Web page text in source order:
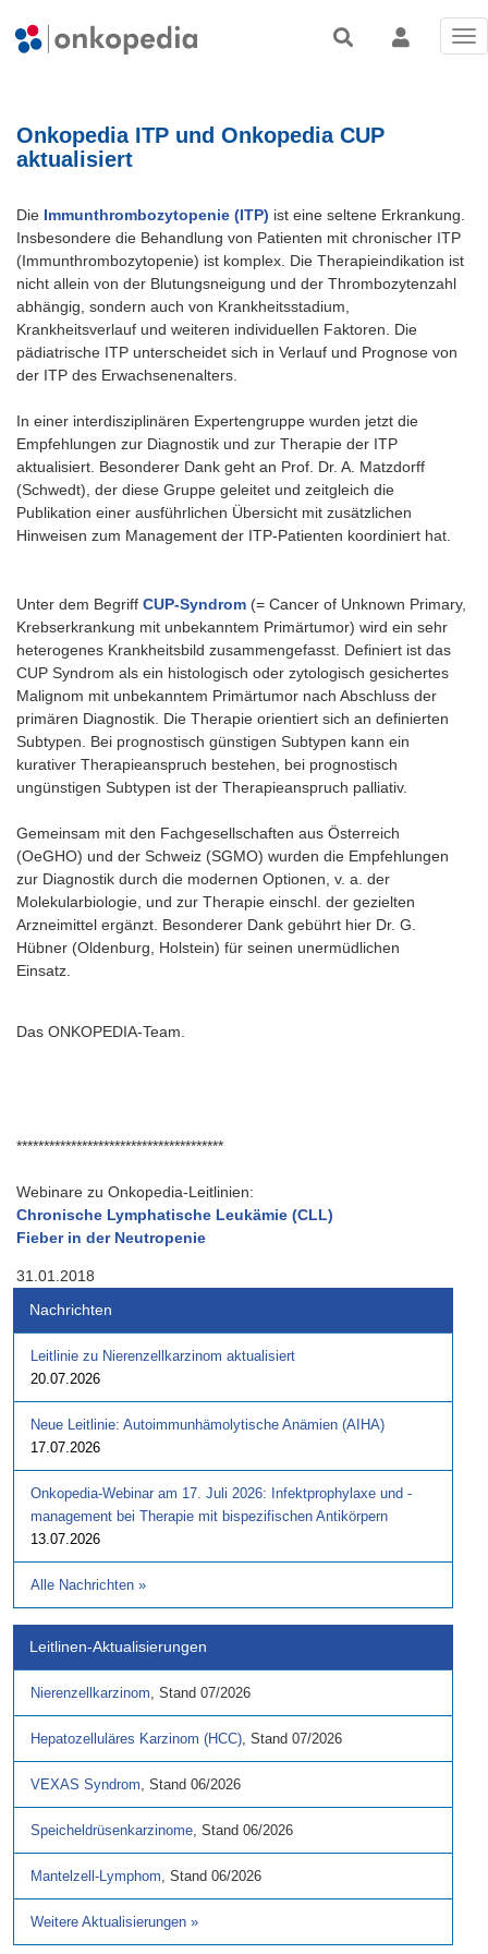
Onkopedia ITP und Onkopedia CUP
aktualisiert
Die Immunthrombozytopenie (ITP) ist eine seltene Erkrankung.
Insbesondere die Behandlung von Patienten mit chronischer ITP
(Immunthrombozytopenie) ist komplex. Die Therapieindikation ist
nicht allein von der Blutungsneigung und der Thrombozytenzahl
abhängig, sondern auch von Krankheitsstadium,
Krankheitsverlauf und weiteren individuellen Faktoren. Die
pädiatrische ITP unterscheidet sich in Verlauf und Prognose von
der ITP des Erwachsenenalters.
In einer interdisziplinären Expertengruppe wurden jetzt die
Empfehlungen zur Diagnostik und zur Therapie der ITP
aktualisiert. Besonderer Dank geht an Prof. Dr. A. Matzdorff
(Schwedt), der diese Gruppe geleitet und zeitgleich die
Publikation einer ausführlichen Übersicht mit zusätzlichen
Hinweisen zum Management der ITP-Patienten koordiniert hat.
Unter dem Begriff CUP-Syndrom (= Cancer of Unknown Primary,
Krebserkrankung mit unbekanntem Primärtumor) wird ein sehr
heterogenes Krankheitsbild zusammengefasst. Definiert ist das
CUP Syndrom als ein histologisch oder zytologisch gesichertes
Malignom mit unbekanntem Primärtumor nach Abschluss der
primären Diagnostik. Die Therapie orientiert sich an definierten
Subtypen. Bei prognostisch günstigen Subtypen kann ein
kurativer Therapieanspruch bestehen, bei prognostisch
ungünstigen Subtypen ist der Therapieanspruch palliativ.
Gemeinsam mit den Fachgesellschaften aus Österreich
(OeGHO) und der Schweiz (SGMO) wurden die Empfehlungen
zur Diagnostik durch die modernen Optionen, v. a. der
Molekularbiologie, und zur Therapie einschl. der gezielten
Arzneimittel ergänzt. Besonderer Dank gebührt hier Dr. G.
Hübner (Oldenburg, Holstein) für seinen unermüdlichen
Einsatz.
Das ONKOPEDIA-Team.
**************************************
Webinare zu Onkopedia-Leitlinien:
Chronische Lymphatische Leukämie (CLL)
Fieber in der Neutropenie
31.01.2018
Nachrichten
Leitlinie zu Nierenzellkarzinom aktualisiert
20.07.2026
Neue Leitlinie: Autoimmunhämolytische Anämien (AIHA)
17.07.2026
Onkopedia-Webinar am 17. Juli 2026: Infektprophylaxe und -
management bei Therapie mit bispezifischen Antikörpern
13.07.2026
Alle Nachrichten »
Leitlinen-Aktualisierungen
Nierenzellkarzinom, Stand 07/2026
Hepatozelluläres Karzinom (HCC), Stand 07/2026
VEXAS Syndrom, Stand 06/2026
Speicheldrüsenkarzinome, Stand 06/2026
Mantelzell-Lymphom, Stand 06/2026
Weitere Aktualisierungen »